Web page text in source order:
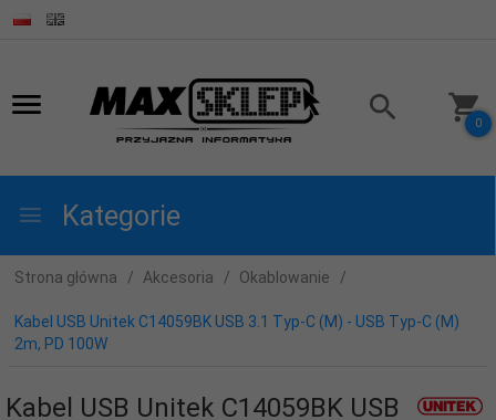
0
Kategorie
Strona główna Akcesoria Okablowanie
Kabel USB Unitek C14059BK USB 3.1 Typ-C (M) - USB Typ-C (M)
2m, PD 100W
Kabel USB Unitek C14059BK USB